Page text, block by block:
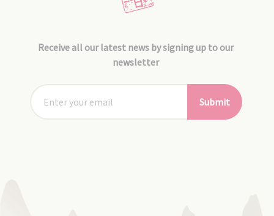
Receive all our latest news by signing up to our
newsletter
Submit